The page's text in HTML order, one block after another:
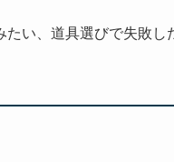
たい、道具選びで失敗